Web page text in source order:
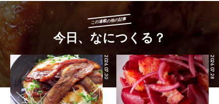
この連載の他の記事
今日、なにつくる？
2026.07.30 2026.07.28